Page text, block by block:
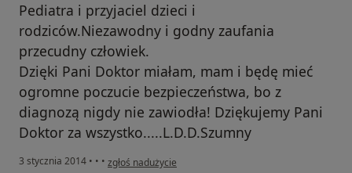
Pediatra i przyjaciel dzieci i
rodziców.Niezawodny i godny zaufania
przecudny człowiek.
Dzięki Pani Doktor miałam, mam i będę mieć
ogromne poczucie bezpieczeństwa, bo z
diagnozą nigdy nie zawiodła! Dziękujemy Pani
Doktor za wszystko.....L.D.D.Szumny
3 stycznia 2014 • • • w opinii użytkownika Luiza
zgłoś nadużycie